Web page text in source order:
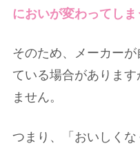
においが変わってしま
そのため、メーカー
ている場合がありま
ません。
つまり、「おいしく